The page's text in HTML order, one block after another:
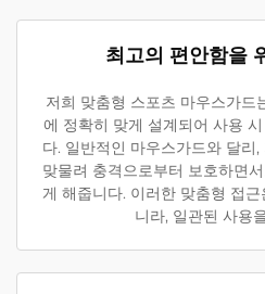
최고의 편안함을
저희 맞춤형 스포츠 마우스가드
에 정확히 맞게 설계되어 사용
다. 일반적인 마우스가드와 달리
맞물려 충격으로부터 보호하면
게 해줍니다. 이러한 맞춤형 접
니라, 일관된 사용